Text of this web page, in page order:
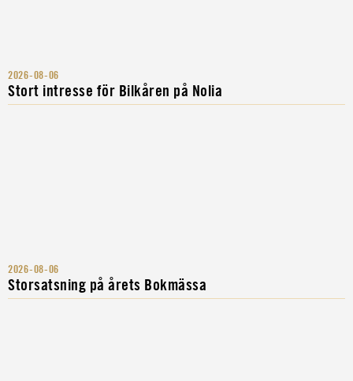
2026-08-06
Stort intresse för Bilkåren på Nolia
2026-08-06
Storsatsning på årets Bokmässa